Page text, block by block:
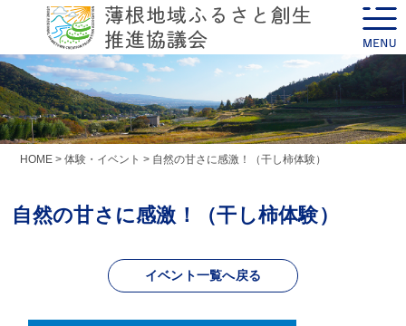
toggle
HOME >体験・イベント > 自然の甘さに感激！（干し柿体験）
自然の甘さに感激！（干し柿体験）
イベント一覧へ戻る